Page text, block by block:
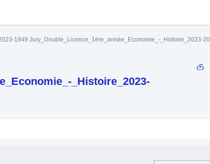
1849 Jury_Double_Licence_1ère_année_Economie_-_Histoire_2023-
_Histoire_2023-